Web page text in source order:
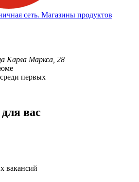
сеть. Магазины продуктов
Карла Маркса, 28
первых
вас
вакансий